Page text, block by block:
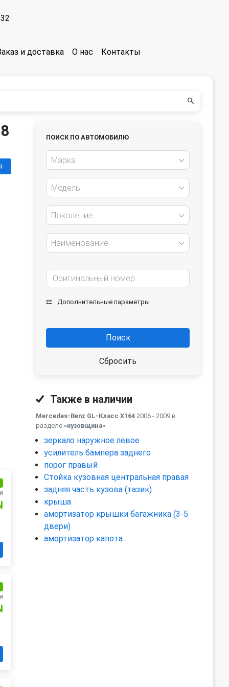
и доставка О нас Контакты
ПОИСК ПО АВТОМОБИЛЮ
Марка
Модель
Поколение
Наименование
Дополнительные параметры
Поиск
Сбросить
Также в наличии
Mercedes-Benz GL-Класс X164 2006 - 2009 в
разделе «кузовщина»
зеркало наружное левое
усилитель бампера заднего
порог правый
Стойка кузовная центральная правая
задняя часть кузова (тазик)
крыша
амортизатор крышки багажника (3-5
двери)
амортизатор капота